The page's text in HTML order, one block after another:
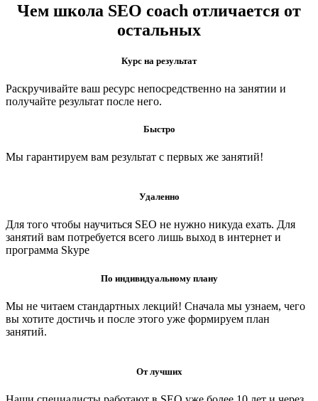
Чем школа SEO coach отличается от
остальных
Курс на результат
Раскручивайте ваш ресурс непосредственно на занятии и
получайте результат после него.
Быстро
Мы гарантируем вам результат с первых же занятий!
Удаленно
Для того чтобы научиться SEO не нужно никуда ехать. Для
занятий вам потребуется всего лишь выход в интернет и
программа Skype
По индивидуальному плану
Мы не читаем стандартных лекций! Сначала мы узнаем, чего
вы хотите достичь и после этого уже формируем план
занятий.
От лучших